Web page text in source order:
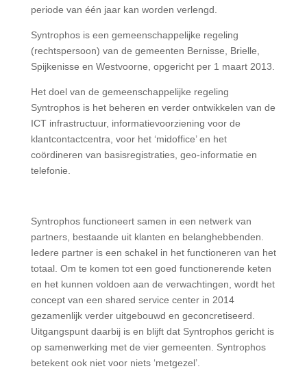
periode van één jaar kan worden verlengd.
Syntrophos is een gemeenschappelijke regeling
(rechtspersoon) van de gemeenten Bernisse, Brielle,
Spijkenisse en Westvoorne, opgericht per 1 maart 2013.
Het doel van de gemeenschappelijke regeling
Syntrophos is het beheren en verder ontwikkelen van de
ICT infrastructuur, informatievoorziening voor de
klantcontactcentra, voor het ‘midoffice’ en het
coördineren van basisregistraties, geo-informatie en
telefonie.
Syntrophos functioneert samen in een netwerk van
partners, bestaande uit klanten en belanghebbenden.
Iedere partner is een schakel in het functioneren van het
totaal. Om te komen tot een goed functionerende keten
en het kunnen voldoen aan de verwachtingen, wordt het
concept van een shared service center in 2014
gezamenlijk verder uitgebouwd en geconcretiseerd.
Uitgangspunt daarbij is en blijft dat Syntrophos gericht is
op samenwerking met de vier gemeenten. Syntrophos
betekent ook niet voor niets ‘metgezel’.